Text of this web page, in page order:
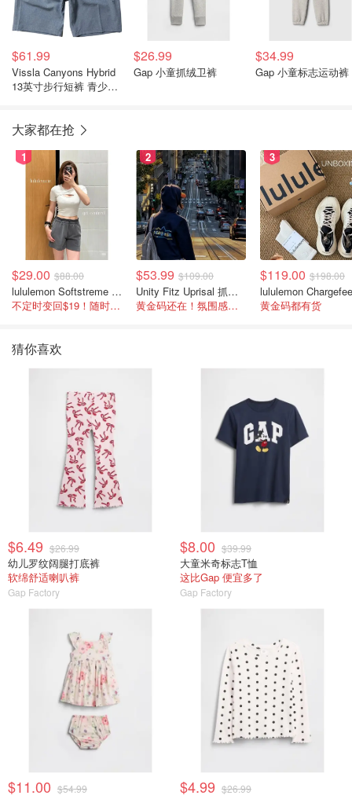
$61.99
Vissla Canyons Hybrid
13英寸步行短裤 青少年
$26.99
Gap 小童抓绒卫裤
$34.99
Gap 小童标志运动裤
大家都在抢
1
$29.00 $88.00
lululemon Softstreme 女士高腰短裤 10cm
不定时变回$19！随时点进来看
2
$53.99 $109.00
Unity Fitz Uprisal 抓绒卫衣
黄金码还在！氛围感之神
3
$119.00 $198.00
黄金码都有货
猜你喜欢
$6.49 $26.99
幼儿罗纹阔腿打底裤
软绵舒适喇叭裤
Gap Factory
$8.00 $39.99
大童米奇标志T恤
这比Gap 便宜多了
Gap Factory
$11.00 $54.99 $4.99 $26.99